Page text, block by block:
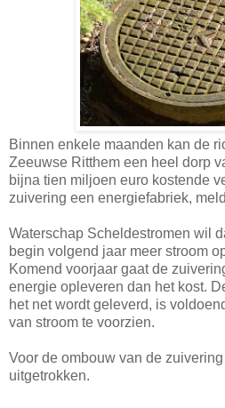
Binnen enkele maanden kan de
Zeeuwse Ritthem een heel dorp
bijna tien miljoen euro kostende
zuivering een energiefabriek,
Waterschap Scheldestromen wil
begin volgend jaar meer stroom
Komend voorjaar gaat de
energie opleveren dan het kost.
het net wordt geleverd, is
van stroom te voorzien.
Voor de ombouw van de
uitgetrokken.